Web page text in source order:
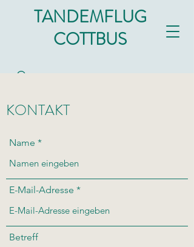
TANDEMFLUG
COTTBUS
KONTAKT
Name
E-Mail-Adresse
Betreff